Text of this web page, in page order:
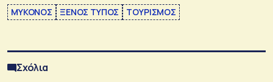
ΜΥΚΟΝΟΣ ΞΕΝΟΣ ΤΥΠΟΣ ΤΟΥΡΙΣΜΟΣ
Σχόλια